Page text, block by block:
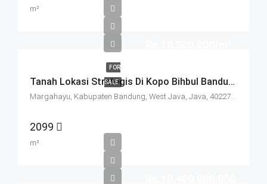
m²
FOR
SALE Tanah Lokasi Strategis Di Kopo Bihbul Bandung
Margahayu, Kabupaten Bandung, West Java, Java, 40227, Indonesia
2099
m²